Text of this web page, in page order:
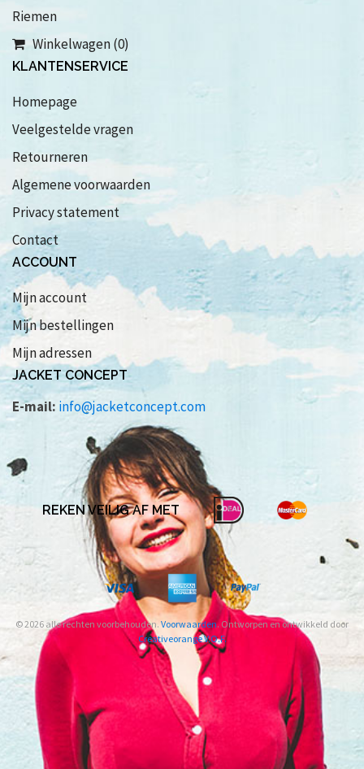
Riemen
Winkelwagen (0)
KLANTENSERVICE
Homepage
Veelgestelde vragen
Retourneren
Algemene voorwaarden
Privacy statement
Contact
ACCOUNT
Mijn account
Mijn bestellingen
Mijn adressen
JACKET CONCEPT
E-mail: info@jacketconcept.com
REKEN VEILIG AF MET
© 2026 alle rechten voorbehouden.Voorwaarden. Ontworpen en ontwikkeld door
Creativeorange V.O.F.